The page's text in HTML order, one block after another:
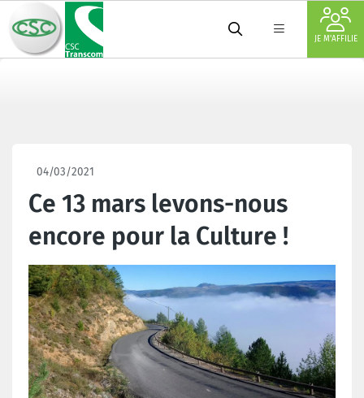
JE M'AFFILIE
04/03/2021
Ce 13 mars levons-nous
encore pour la Culture !